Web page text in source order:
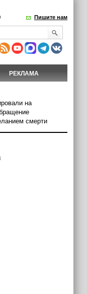
Пишите нам
РЕКЛАМА
на
смерти